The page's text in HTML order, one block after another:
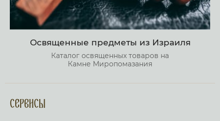
Освященные предметы из Израиля
Каталог освященных товаров на
Камне Миропомазания
Сервисы